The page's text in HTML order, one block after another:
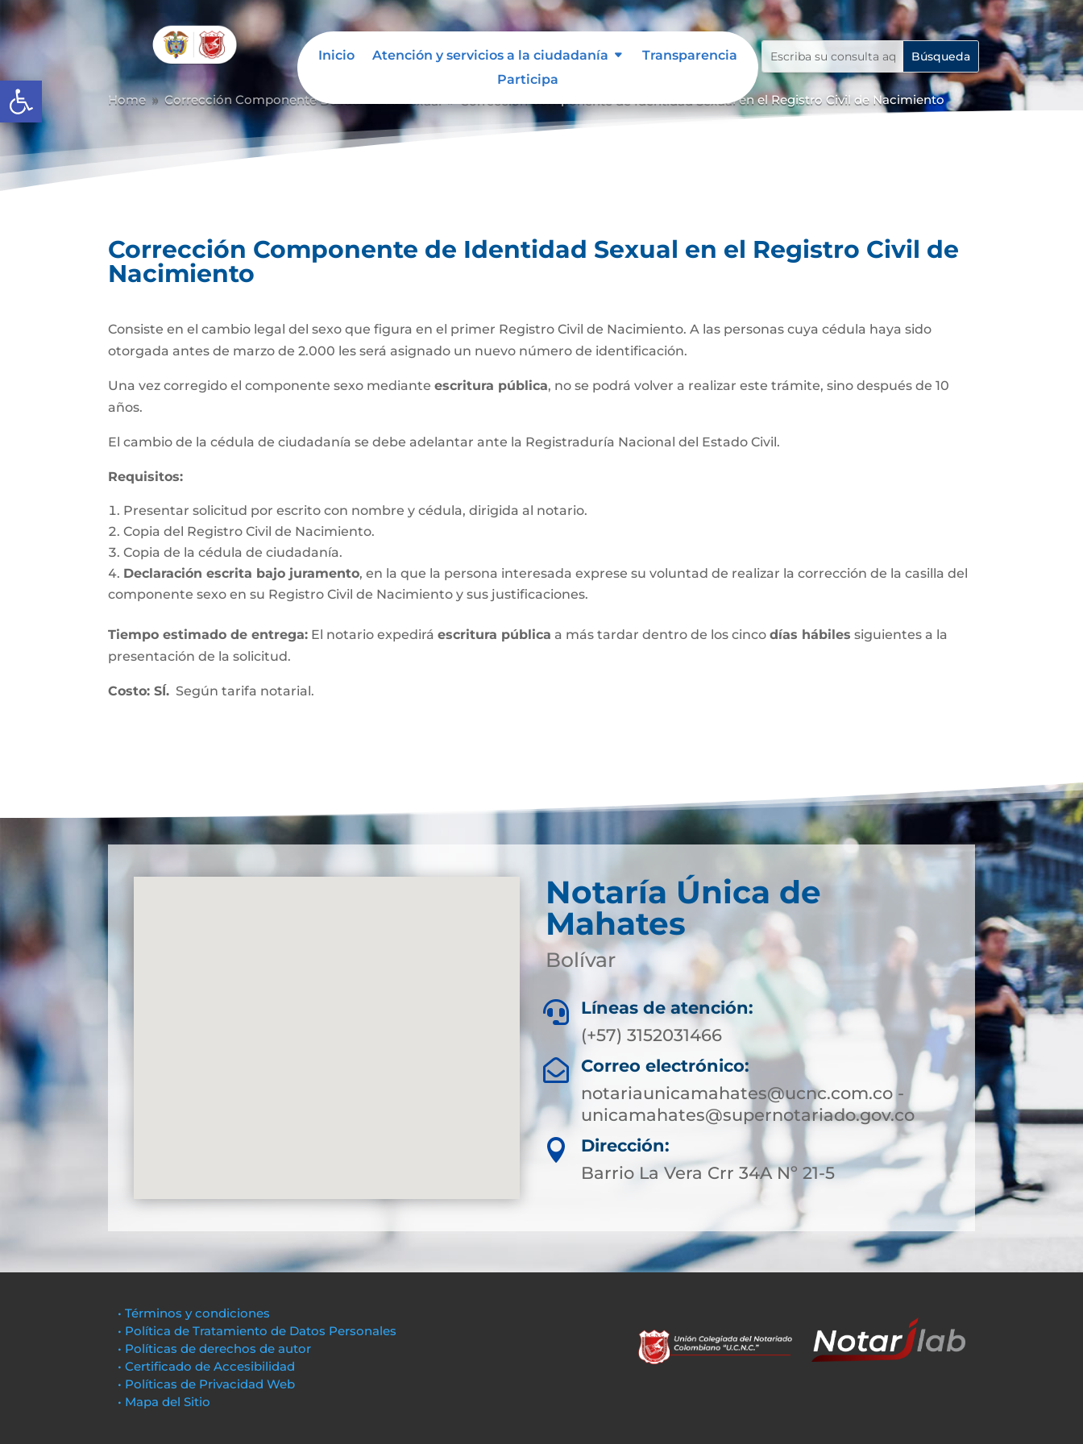
Abrir barra de herramientas
Inicio Atención y servicios a la ciudadanía
Transparencia
Participa
Home 9 Corrección Componente De Identidad Sexual Corrección Componente de Identidad Sexual en el Registro Civil de Nacimiento
Corrección Componente de Identidad Sexual en el Registro Civil de
Nacimiento
Consiste en el cambio legal del sexo que figura en el primer Registro Civil de Nacimiento. A las personas cuya cédula haya sido
otorgada antes de marzo de 2.000 les será asignado un nuevo número de identificación.
Una vez corregido el componente sexo medianteescritura pública, no se podrá volver a realizar este trámite, sino después de 10
años.
El cambio de la cédula de ciudadanía se debe adelantar ante la Registraduría Nacional del Estado Civil.
Requisitos:
Presentar solicitud por escrito con nombre y cédula, dirigida al notario.
Copia del Registro Civil de Nacimiento.
Copia de la cédula de ciudadanía.
Declaración escrita bajo juramento, en la que la persona interesada exprese su voluntad de realizar la corrección de la casilla del
componente sexo en su Registro Civil de Nacimiento y sus justificaciones.
Tiempo estimado de entrega: El notario expediráescritura pública a más tardar dentro de los cincodías hábiles siguientes a la
presentación de la solicitud.
Costo: SÍ. Según tarifa notarial.
Notaría Única de
Mahates
Bolívar

Líneas de atención:
(+57) 3152031466

Correo electrónico:
notariaunicamahates@ucnc.com.co -
unicamahates@supernotariado.gov.co

Dirección:
Barrio La Vera Crr 34A Nº 21-5
• Términos y condiciones
• Política de Tratamiento de Datos Personales
• Políticas de derechos de autor
• Certificado de Accesibilidad
• Políticas de Privacidad Web
• Mapa del Sitio